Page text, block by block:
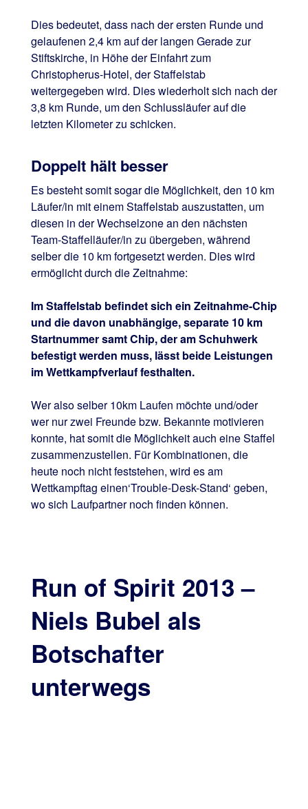
Dies bedeutet, dass nach der ersten Runde und
gelaufenen 2,4 km auf der langen Gerade zur
Stiftskirche, in Höhe der Einfahrt zum
Christopherus-Hotel, der Staffelstab
weitergegeben wird. Dies wiederholt sich nach der
3,8 km Runde, um den Schlussläufer auf die
letzten Kilometer zu schicken.
Doppelt hält besser
Es besteht somit sogar die Möglichkeit, den 10 km
Läufer/in mit einem Staffelstab auszustatten, um
diesen in der Wechselzone an den nächsten
Team-Staffelläufer/in zu übergeben, während
selber die 10 km fortgesetzt werden. Dies wird
ermöglicht durch die Zeitnahme:
Im Staffelstab befindet sich ein Zeitnahme-Chip
und die davon unabhängige, separate 10 km
Startnummer samt Chip, der am Schuhwerk
befestigt werden muss, lässt beide Leistungen
im Wettkampfverlauf festhalten.
Wer also selber 10km Laufen möchte und/oder
wer nur zwei Freunde bzw. Bekannte motivieren
konnte, hat somit die Möglichkeit auch eine Staffel
zusammenzustellen. Für Kombinationen, die
heute noch nicht feststehen, wird es am
Wettkampftag einen‘Trouble-Desk-Stand‘ geben,
wo sich Laufpartner noch finden können.
Run of Spirit 2013 –
Niels Bubel als
Botschafter
unterwegs